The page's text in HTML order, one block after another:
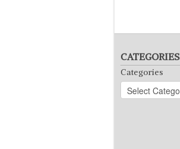
CATEGORIES
Categories